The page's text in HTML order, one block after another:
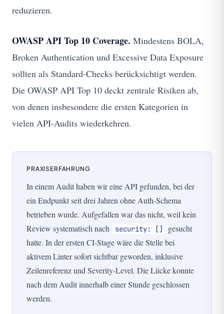
reduzieren.
OWASP API Top 10 Coverage. Mindestens BOLA,
Broken Authentication und Excessive Data Exposure
sollten als Standard-Checks berücksichtigt werden.
Die OWASP API Top 10 deckt zentrale Risiken ab,
von denen insbesondere die ersten Kategorien in
vielen API-Audits wiederkehren.
PRAXISERFAHRUNG
In einem Audit haben wir eine API gefunden, bei der
ein Endpunkt seit drei Jahren ohne Auth-Schema
betrieben wurde. Aufgefallen war das nicht, weil kein
Review systematisch nach
security: []
gesucht
hatte. In der ersten CI-Stage wäre die Stelle bei
aktivem Linter sofort sichtbar geworden, inklusive
Zeilenreferenz und Severity-Level. Die Lücke konnte
nach dem Audit innerhalb einer Stunde geschlossen
werden.